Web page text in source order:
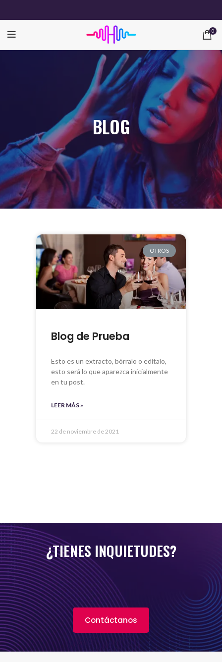
0
BLOG
OTROS
Blog de Prueba
Esto es un extracto, bórralo o edítalo,
esto será lo que aparezca inicialmente
en tu post.
LEER MÁS »
22 de noviembre de 2021
¿TIENES INQUIETUDES?
Contáctanos